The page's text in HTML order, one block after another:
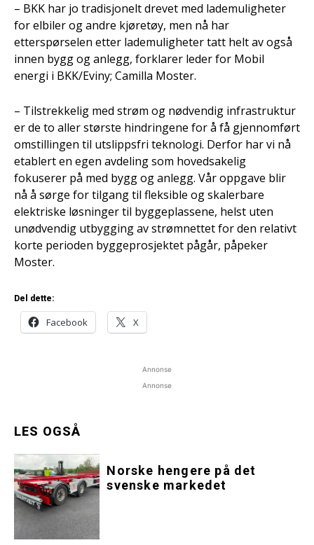
– BKK har jo tradisjonelt drevet med lademuligheter
for elbiler og andre kjøretøy, men nå har
etterspørselen etter lademuligheter tatt helt av også
innen bygg og anlegg, forklarer leder for Mobil
energi i BKK/Eviny; Camilla Moster.
– Tilstrekkelig med strøm og nødvendig infrastruktur
er de to aller største hindringene for å få gjennomført
omstillingen til utslippsfri teknologi. Derfor har vi nå
etablert en egen avdeling som hovedsakelig
fokuserer på med bygg og anlegg. Vår oppgave blir
nå å sørge for tilgang til fleksible og skalerbare
elektriske løsninger til byggeplassene, helst uten
unødvendig utbygging av strømnettet for den relativt
korte perioden byggeprosjektet pågår, påpeker
Moster.
Del dette:
Facebook X
Annonse
Annonse
LES OGSÅ
Norske hengere på det
svenske markedet